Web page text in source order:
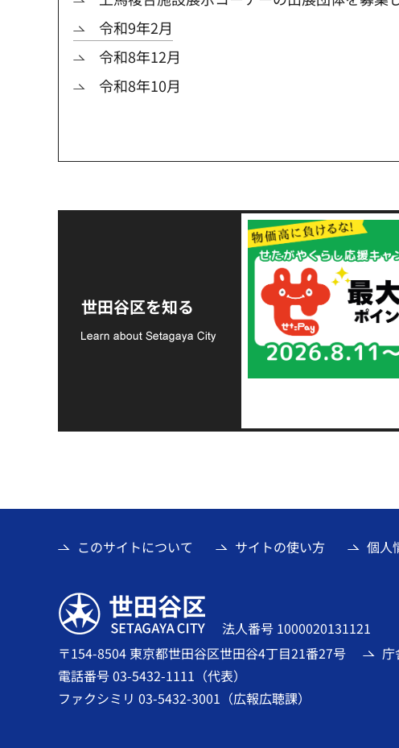
令和9年2月
令和8年12月
令和8年10月
世田谷区を知る
支援金の募集につい
て
このサイトについて サイトの使い方 個人
世田谷区
法人番号 1000020131121
〒154-8504 東京都世田谷区世田谷4丁目21番27号
電話番号 03-5432-1111（代表）
ファクシミリ 03-5432-3001（広報広聴課）
庁